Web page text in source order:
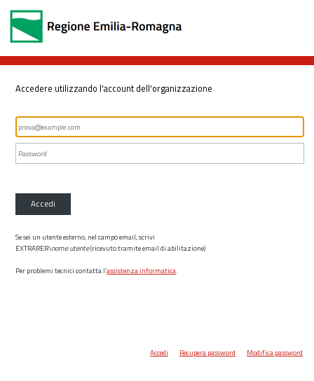
Accedere utilizzando l'account dell'organizzazione
Accedi
Se sei un utente esterno, nel campo email, scrivi
EXTRARER\nome utente(ricevuto tramite email di abilitazione)
Per problemi tecnici contatta l’assistenza informatica.
Accedi Recupera password Modifica password